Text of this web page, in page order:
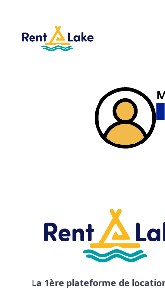
La 1ère plateforme de